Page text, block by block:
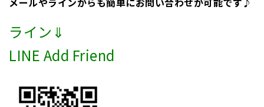
ライン⇓
LINE Add Friend